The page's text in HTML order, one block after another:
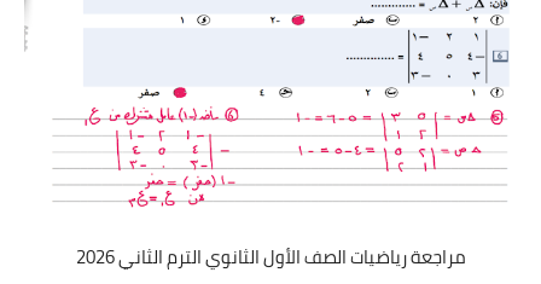
مراجعة رياضيات الصف الأول الثانوي الترم الثاني 2026